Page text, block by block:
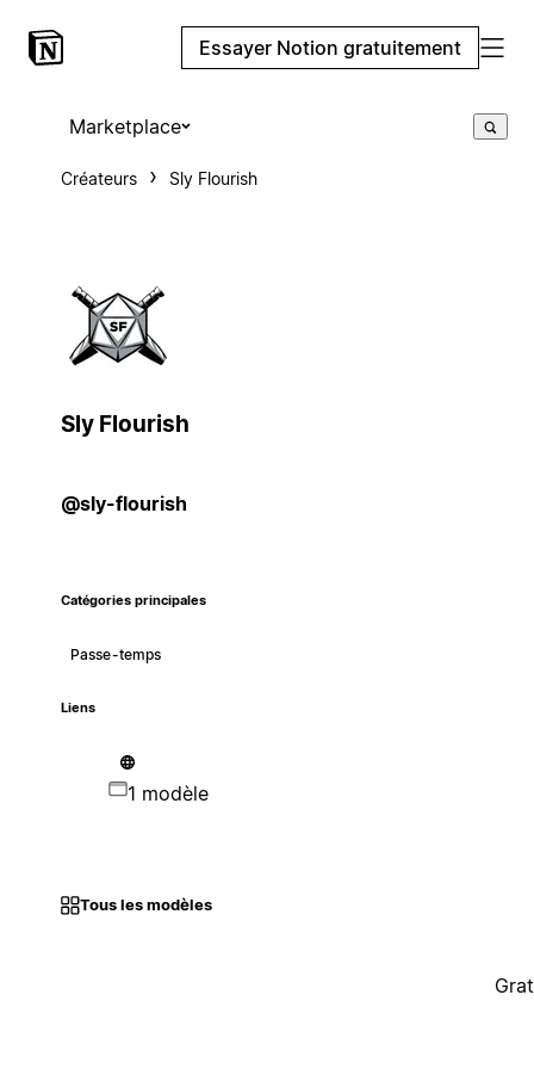
Essayer Notion gratuitement
Marketplace
Créateurs Sly Flourish
Sly Flourish
@sly-flourish
Catégories principales
Passe-temps
Liens
1 modèle
Tous les modèles